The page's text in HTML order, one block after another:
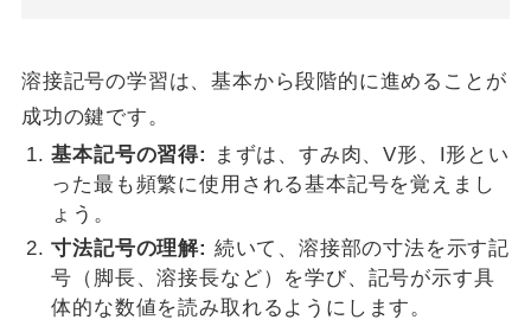
溶接記号の学習は、基本から段階的に進めることが
成功の鍵です。
基本記号の習得:
まずは、すみ肉、V形、I形とい
った最も頻繁に使用される基本記号を覚えまし
ょう。
寸法記号の理解: 続いて、溶接部の寸法を示す記
号（脚長、溶接長など）を学び、記号が示す具
体的な数値を読み取れるようにします。